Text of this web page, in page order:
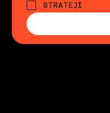
STRATEJİ